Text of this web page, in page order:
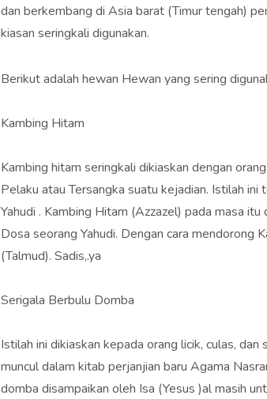
dan berkembang di Asia barat (Timur tengah)
kiasan seringkali digunakan.
Berikut adalah hewan Hewan yang sering
Kambing Hitam
Kambing hitam seringkali dikiaskan dengan
Pelaku atau Tersangka suatu kejadian. Istilah ini
Yahudi . Kambing Hitam (Azzazel) pada masa
Dosa seorang Yahudi. Dengan cara mendorong
(Talmud). Sadis,.ya
Serigala Berbulu Domba
Istilah ini dikiaskan kepada orang licik, culas, dan
muncul dalam kitab perjanjian baru Agama
domba disampaikan oleh Isa (Yesus )al masih